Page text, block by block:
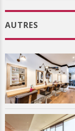
AUTRES